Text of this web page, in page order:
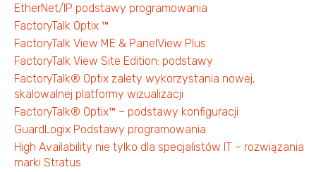
EtherNet/IP podstawy programowania
FactoryTalk Optix ™
FactoryTalk View ME & PanelView Plus
FactoryTalk View Site Edition: podstawy
FactoryTalk® Optix zalety wykorzystania nowej,
skalowalnej platformy wizualizacji
FactoryTalk® Optix™ – podstawy konfiguracji
GuardLogix Podstawy programowania
High Availability nie tylko dla specjalistów IT – rozwiązania
marki Stratus